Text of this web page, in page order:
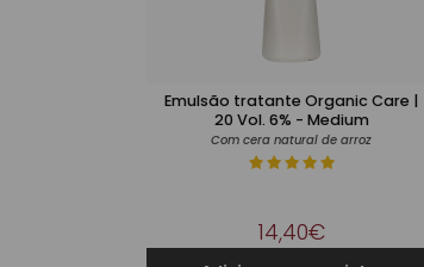
Emulsão tratante Organic Care |
20 Vol. 6% - Medium
Com cera natural de arroz
14,40€